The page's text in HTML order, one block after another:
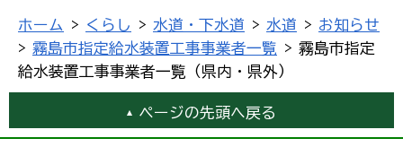
ホーム > くらし > 水道・下水道 > 水道 > お知らせ
> 霧島市指定給水装置工事事業者一覧 > 霧島市指定
給水装置工事事業者一覧（県内・県外）
ページの先頭へ戻る